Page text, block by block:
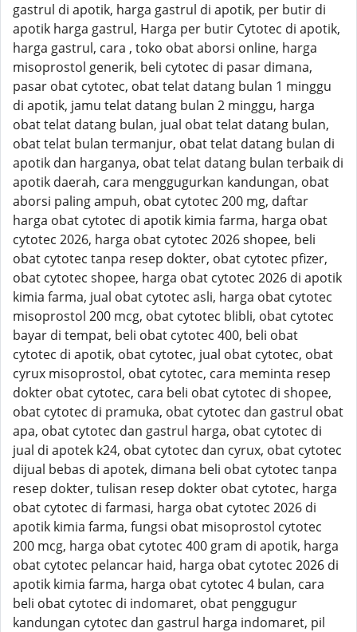
gastrul di apotik, harga gastrul di apotik, per butir di
apotik harga gastrul, Harga per butir Cytotec di apotik,
harga gastrul, cara , toko obat aborsi online, harga
misoprostol generik, beli cytotec di pasar dimana,
pasar obat cytotec, obat telat datang bulan 1 minggu
di apotik, jamu telat datang bulan 2 minggu, harga
obat telat datang bulan, jual obat telat datang bulan,
obat telat bulan termanjur, obat telat datang bulan di
apotik dan harganya, obat telat datang bulan terbaik di
apotik daerah, cara menggugurkan kandungan, obat
aborsi paling ampuh, obat cytotec 200 mg, daftar
harga obat cytotec di apotik kimia farma, harga obat
cytotec 2026, harga obat cytotec 2026 shopee, beli
obat cytotec tanpa resep dokter, obat cytotec pfizer,
obat cytotec shopee, harga obat cytotec 2026 di apotik
kimia farma, jual obat cytotec asli, harga obat cytotec
misoprostol 200 mcg, obat cytotec blibli, obat cytotec
bayar di tempat, beli obat cytotec 400, beli obat
cytotec di apotik, obat cytotec, jual obat cytotec, obat
cyrux misoprostol, obat cytotec, cara meminta resep
dokter obat cytotec, cara beli obat cytotec di shopee,
obat cytotec di pramuka, obat cytotec dan gastrul obat
apa, obat cytotec dan gastrul harga, obat cytotec di
jual di apotek k24, obat cytotec dan cyrux, obat cytotec
dijual bebas di apotek, dimana beli obat cytotec tanpa
resep dokter, tulisan resep dokter obat cytotec, harga
obat cytotec di farmasi, harga obat cytotec 2026 di
apotik kimia farma, fungsi obat misoprostol cytotec
200 mcg, harga obat cytotec 400 gram di apotik, harga
obat cytotec pelancar haid, harga obat cytotec 2026 di
apotik kimia farma, harga obat cytotec 4 bulan, cara
beli obat cytotec di indomaret, obat penggugur
kandungan cytotec dan gastrul harga indomaret, pil